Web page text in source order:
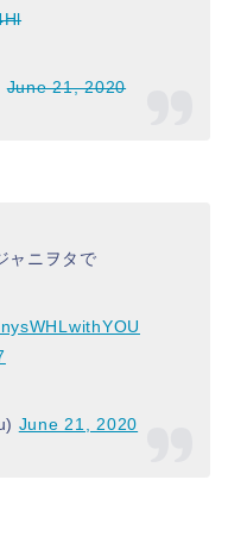
June 21, 2020
ャニヲタで
June 21, 2020